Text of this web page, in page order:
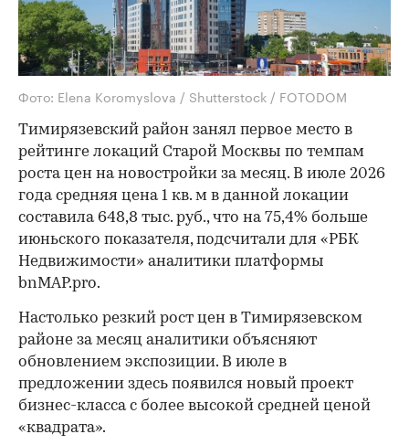
Фото: Elena Koromyslova / Shutterstock / FOTODOM
Тимирязевский район занял первое место в
рейтинге локаций Старой Москвы по темпам
роста цен на новостройки за месяц. В июле 2026
года средняя цена 1 кв. м в данной локации
составила 648,8 тыс. руб., что на 75,4% больше
июньского показателя, подсчитали для «РБК
Недвижимости» аналитики платформы
bnMAP.pro.
Настолько резкий рост цен в Тимирязевском
районе за месяц аналитики объясняют
обновлением экспозиции. В июле в
предложении здесь появился новый проект
бизнес-класса с более высокой средней ценой
«квадрата».